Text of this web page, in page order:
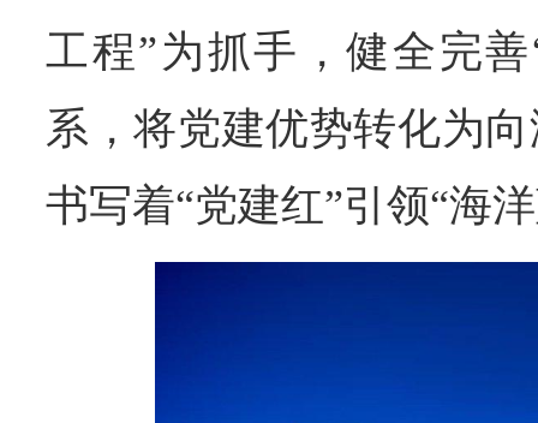
工程”为抓手，健全完善
系，将党建优势转化为
书写着“党建红”引领“海